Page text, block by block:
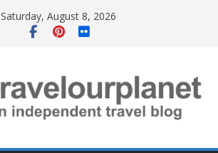
Saturday, August 8, 2026